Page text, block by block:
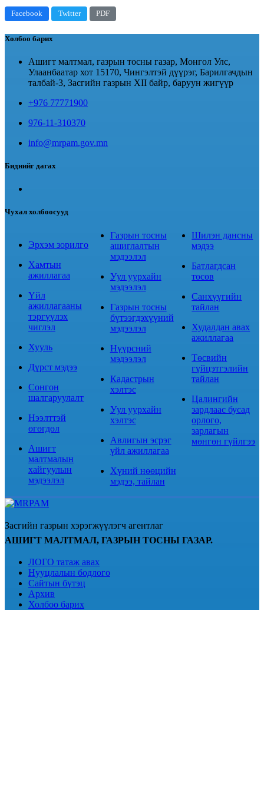
Facebook Twitter PDF
Холбоо барих
Ашигт малтмал, газрын тосны газар, Монгол Улс,
Улаанбаатар хот 15170, Чингэлтэй дүүрэг, Барилгачдын
талбай-3, Засгийн газрын XII байр, баруун жигүүр
+976 77771900
976-11-310370
info@mrpam.gov.mn
Биднийг дагах
Чухал холбоосууд
Эрхэм зорилго
Хамтын
ажиллагаа
Үйл
ажиллагааны
тэргүүлэх
чиглэл
Хууль
Дүрст мэдээ
Сонгон
шалгаруулалт
Нээлттэй
өгөгдөл
Ашигт
малтмалын
хайгуулын
мэдээлэл
Газрын тосны
ашиглалтын
мэдээлэл
Уул уурхайн
мэдээлэл
Газрын тосны
бүтээгдэхүүний
мэдээлэл
Нүүрсний
мэдээлэл
Кадастрын
хэлтэс
Уул уурхайн
хэлтэс
Авлигын эсрэг
үйл ажиллагаа
Хүний нөөцийн
мэдээ, тайлан
Шилэн дансны
мэдээ
Батлагдсан
төсөв
Санхүүгийн
тайлан
Худалдан авах
ажиллагаа
Төсвийн
гүйцэтгэлийн
тайлан
Цалингийн
зардлаас бусад
орлого,
зарлагын
мөнгөн гүйлгээ
Засгийн газрын хэрэгжүүлэгч агентлаг
АШИГТ МАЛТМАЛ, ГАЗРЫН ТОСНЫ ГАЗАР.
ЛОГО татаж авах
Нууцлалын бодлого
Сайтын бүтэц
Архив
Холбоо барих